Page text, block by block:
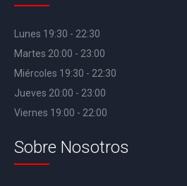
Lunes 19:30 - 22:30
Martes 20:00 - 23:00
Miércoles 19:30 - 22:30
Jueves 20:00 - 23:00
Viernes 19:00 - 22:00
Sobre Nosotros